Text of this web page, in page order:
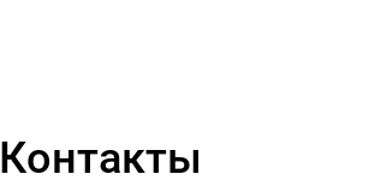
Контакты